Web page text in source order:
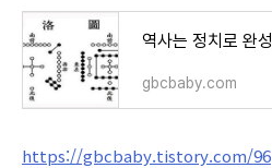
gbcbaby.com
https://gbcbaby.tistory.com/96